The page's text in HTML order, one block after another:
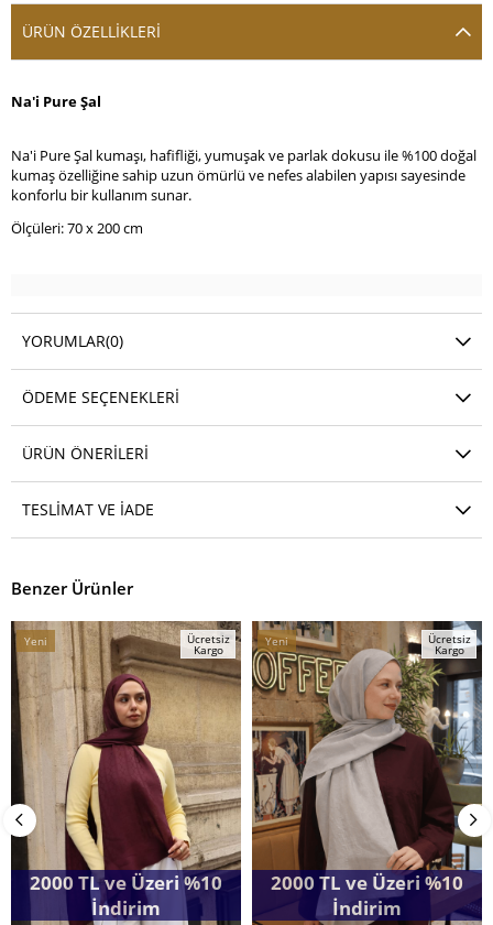
ÜRÜN ÖZELLIKLERI
Na'i Pure Şal
Na'i Pure Şal kumaşı, hafifliği, yumuşak ve parlak dokusu ile %100 doğal
kumaş özelliğine sahip uzun ömürlü ve nefes alabilen yapısı sayesinde
konforlu bir kullanım sunar.
Ölçüleri: 70 x 200 cm
YORUMLAR(0)
ÖDEME SEÇENEKLERI
ÜRÜN ÖNERILERI
TESLIMAT VE İADE
Benzer Ürünler
Yeni
Ürün
Ücretsiz
Kargo
2000 TL ve Üzeri %10
İndirim
Yeni
Ürün
Ücretsiz
Kargo
2000 TL ve Üzeri %10
İndirim